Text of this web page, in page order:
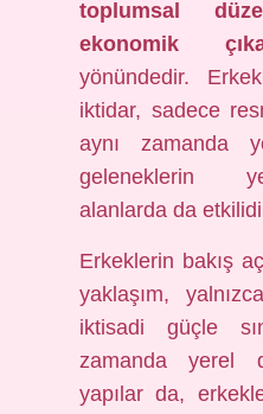
toplumsal
ekonomik
yönündedir.
iktidar, sadece
aynı zamanda
geleneklerin
alanlarda da
Erkeklerin bakış
yaklaşım,
iktisadi güçle
zamanda yerel
yapılar da,